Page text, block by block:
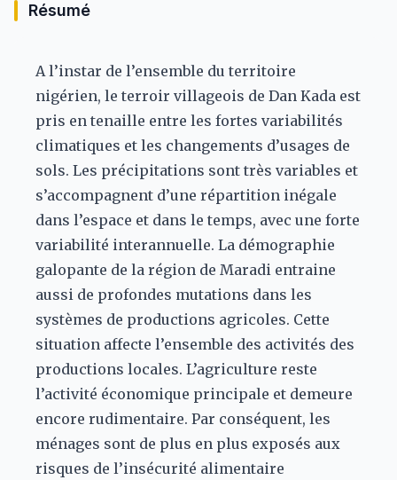
Résumé
A l’instar de l’ensemble du territoire
nigérien, le terroir villageois de Dan Kada est
pris en tenaille entre les fortes variabilités
climatiques et les changements d’usages de
sols. Les précipitations sont très variables et
s’accompagnent d’une répartition inégale
dans l’espace et dans le temps, avec une forte
variabilité interannuelle. La démographie
galopante de la région de Maradi entraine
aussi de profondes mutations dans les
systèmes de productions agricoles. Cette
situation affecte l’ensemble des activités des
productions locales. L’agriculture reste
l’activité économique principale et demeure
encore rudimentaire. Par conséquent, les
ménages sont de plus en plus exposés aux
risques de l’insécurité alimentaire